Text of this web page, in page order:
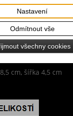
je unikátní,
jeden kus od každé
cm, šířka 4,5 cm
Nastavení
Odmítnout vše
všechny cookies